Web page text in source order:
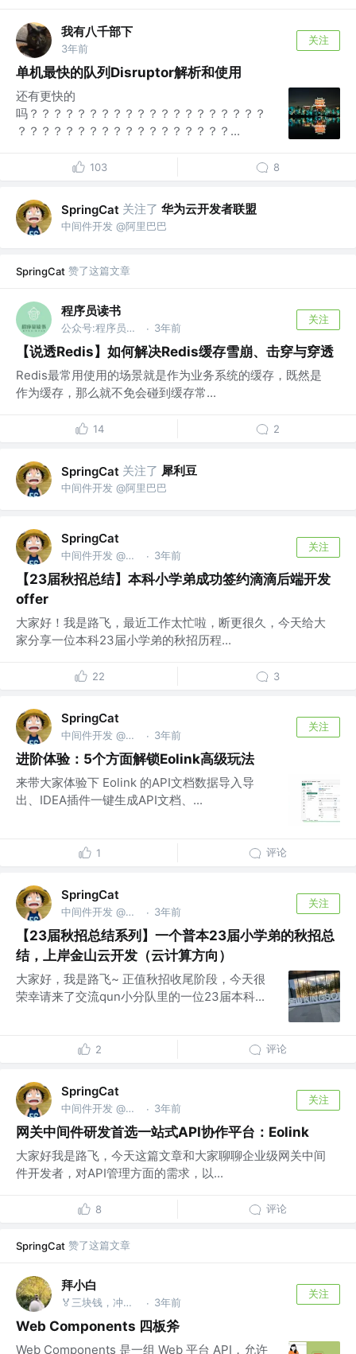
我有八千部下
3年前
关注
单机最快的队列Disruptor解析和使用
还有更快的
吗？？？？？？？？？？？？？？？？？？？？
？？？？？？？？？？？？？？？？？？...
103 8
SpringCat 关注了 华为云开发者联盟
中间件开发 @阿里巴巴
SpringCat 赞了这篇文章
程序员读书
公众号:程序员读书 · 3年前
关注
【说透Redis】如何解决Redis缓存雪崩、击穿与穿透
Redis最常用使用的场景就是作为业务系统的缓存，既然是
作为缓存，那么就不免会碰到缓存常...
14 2
SpringCat 关注了 犀利豆
中间件开发 @阿里巴巴
SpringCat
中间件开发 @阿里巴巴 · 3年前
关注
【23届秋招总结】本科小学弟成功签约滴滴后端开发
offer
大家好！我是路飞，最近工作太忙啦，断更很久，今天给大
家分享一位本科23届小学弟的秋招历程...
22 3
SpringCat
中间件开发 @阿里巴巴 · 3年前
关注
进阶体验：5个方面解锁Eolink高级玩法
来带大家体验下 Eolink 的API文档数据导入导
出、IDEA插件一键生成API文档、...
1 评论
SpringCat
中间件开发 @阿里巴巴 · 3年前
关注
【23届秋招总结系列】一个普本23届小学弟的秋招总
结，上岸金山云开发（云计算方向）
大家好，我是路飞~ 正值秋招收尾阶段，今天很
荣幸请来了交流qun小分队里的一位23届本科...
2 评论
SpringCat
中间件开发 @阿里巴巴 · 3年前
关注
网关中间件研发首选一站式API协作平台：Eolink
大家好我是路飞，今天这篇文章和大家聊聊企业级网关中间
件开发者，对API管理方面的需求，以...
8 评论
SpringCat 赞了这篇文章
拜小白
🏅三块钱，冲冲冲 @只管挖坑不管埋 · 3年前
关注
Web Components 四板斧
Web Components 是一组 Web 平台 API，允许